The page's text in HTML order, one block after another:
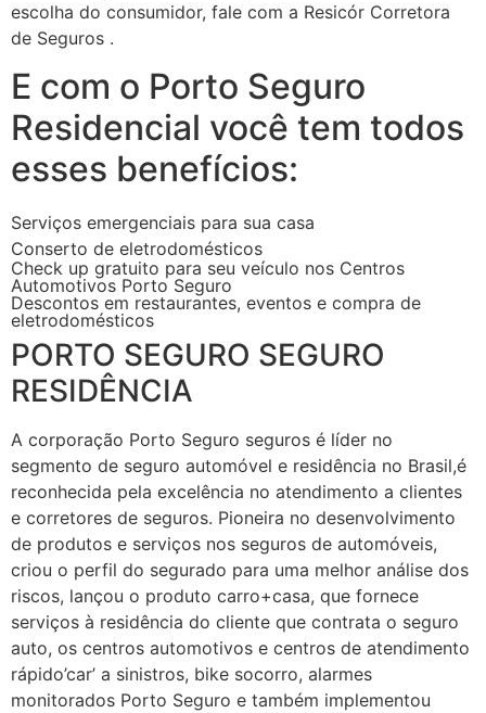
escolha do consumidor, fale com a Resicór Corretora
de Seguros .
E com o Porto Seguro
Residencial você tem todos
esses benefícios:
Serviços emergenciais para sua casa
Conserto de eletrodomésticos
Check up gratuito para seu veículo nos Centros
Automotivos Porto Seguro
Descontos em restaurantes, eventos e compra de
eletrodomésticos
PORTO SEGURO SEGURO
RESIDÊNCIA
A corporação Porto Seguro seguros é líder no
segmento de seguro automóvel e residência no Brasil,é
reconhecida pela excelência no atendimento a clientes
e corretores de seguros. Pioneira no desenvolvimento
de produtos e serviços nos seguros de automóveis,
criou o perfil do segurado para uma melhor análise dos
riscos, lançou o produto carro+casa, que fornece
serviços à residência do cliente que contrata o seguro
auto, os centros automotivos e centros de atendimento
rápido’car’ a sinistros, bike socorro, alarmes
monitorados Porto Seguro e também implementou